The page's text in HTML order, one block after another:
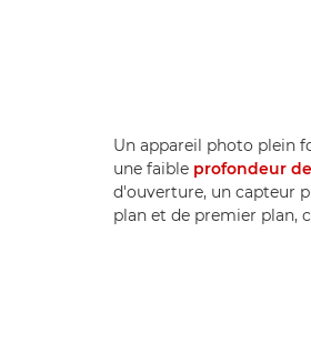
Un appareil photo plein
une faible profondeur
d'ouverture, un capteur
plan et de premier plan,